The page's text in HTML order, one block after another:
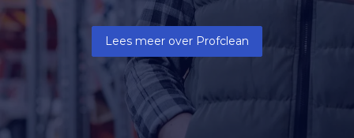
Lees meer over Profclean